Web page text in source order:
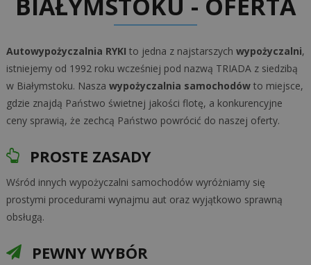
Autowypożyczalnia RYKI to jedna z najstarszych wypożyczalni,
istniejemy od 1992 roku wcześniej pod nazwą TRIADA z siedzibą
w Białymstoku. Nasza wypożyczalnia samochodówto miejsce,
gdzie znajdą Państwo świetnej jakości flotę, a konkurencyjne
ceny sprawią, że zechcą Państwo powrócić do naszej oferty.
PROSTE ZASADY
Wśród innych wypożyczalni samochodów wyróżniamy się
prostymi procedurami wynajmu aut oraz wyjątkowo sprawną
obsługą.
PEWNY WYBÓR